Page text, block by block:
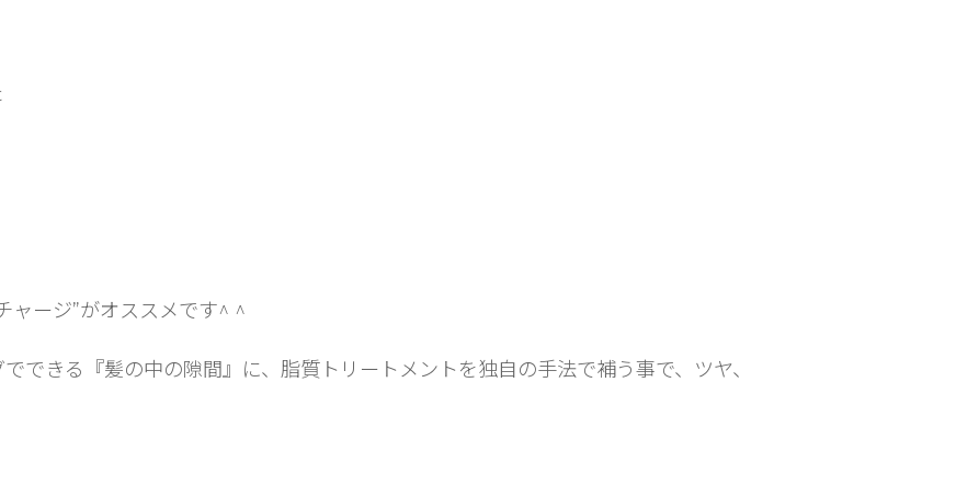
ャージ”がオススメです^ ^
できる『髪の中の隙間』に、脂質トリートメントを独自の手法で補う事で、ツヤ、